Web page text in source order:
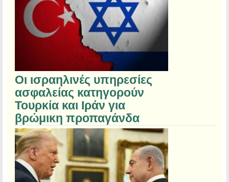
Οι ισραηλινές υπηρεσίες
ασφαλείας κατηγορούν
Τουρκία και Ιράν για
βρώμικη προπαγάνδα